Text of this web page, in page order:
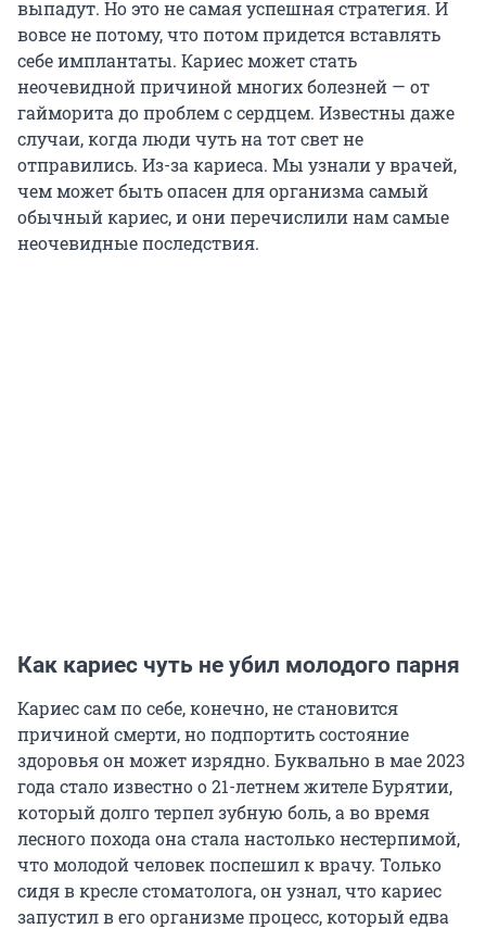
выпадут. Но это не самая успешная стратегия. И
вовсе не потому, что потом придется вставлять
себе имплантаты. Кариес может стать
неочевидной причиной многих болезней — от
гайморита до проблем с сердцем. Известны даже
случаи, когда люди чуть на тот свет не
отправились. Из-за кариеса. Мы узнали у врачей,
чем может быть опасен для организма самый
обычный кариес, и они перечислили нам самые
неочевидные последствия.
Как кариес чуть не убил молодого парня
Кариес сам по себе, конечно, не становится
причиной смерти, но подпортить состояние
здоровья он может изрядно. Буквально в мае 2023
года стало известно о 21-летнем жителе Бурятии,
который долго терпел зубную боль, а во время
лесного похода она стала настолько нестерпимой,
что молодой человек поспешил к врачу. Только
сидя в кресле стоматолога, он узнал, что кариес
запустил в его организме процесс, который едва